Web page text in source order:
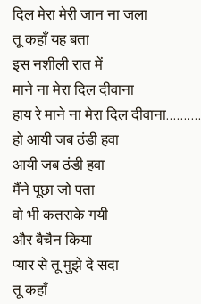
दिल मेरा मेरी जान ना जला
तू कहाँ यह बता
इस नशीली रात में
माने ना मेरा दिल दीवाना
हाय रे माने ना मेरा दिल दीवाना……….
हो आयी जब ठंडी हवा
आयी जब ठंडी हवा
मैंने पूछा जो पता
वो भी कतराके गयी
और बैचैन किया
प्यार से तू मुझे दे सदा
तू कहाँ